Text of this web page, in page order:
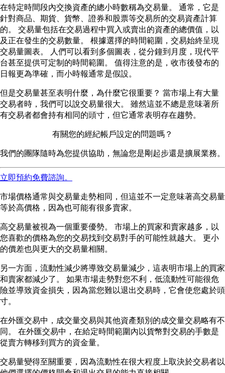
在特定時間段內交換資產的總小時數稱為交易量。 通常，它是
針對商品、期貨、貨幣、證券和股票等交易所的交易資產計算
的。 交易量包括在交易過程中買入或賣出的資產的總價值，以
及正在發生的交易數量。 根據選擇的時間範圍，交易始終呈現
交易量圖表。 人們可以看到多個圖表，從分鐘到月度，現代平
台甚至提供可定制的時間範圍。 值得注意的是，收市後發布的
日報更為準確，而小時報通常是假設。
但是交易量甚至表明什麼，為什麼它很重要？ 當市場上有大量
交易者時，我們可以說交易量很大。 雖然這並不總是意味著所
有交易者都會持有相同的頭寸，但它通常表明存在趨勢。
有關您的經紀帳戶設定的問題嗎？
我們的團隊隨時為您提供協助，無論您是剛起步還是擴展業務。
立即預約免費諮詢。
市場價格通常與交易量走勢相同，但這並不一定意味著高交易量
等於高價格，因為也可能有很多賣家。
高交易量被視為一個重要優勢。 市場上的買家和賣家越多，以
您喜歡的價格為您的交易找到交易對手的可能性就越大。 更小
的價差也與更大的交易量相關。
另一方面，流動性減少將導致交易量減少，這表明市場上的買家
和賣家都減少了。 如果市場走勢對您不利，低流動性可能很危
險並導致資金損失，因為當您難以退出交易時，它會使您處於頭
寸。
在外匯交易中，成交量交易與其他資產類別的成交量交易略有不
同。 在外匯交易中，在給定時間範圍內以貨幣對交易的手數是
從賣方轉移到買方的資金量。
交易量變得至關重要，因為流動性在很大程度上取決於交易者以